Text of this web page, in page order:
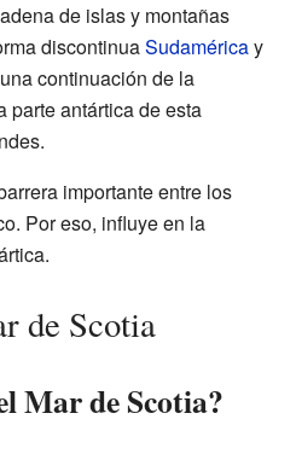
de islas y montañas
discontinuaSudaméricay
continuación de la
parte antártica de esta
importante entre los
Por eso, influye en la
de Scotia
Mar de Scotia?